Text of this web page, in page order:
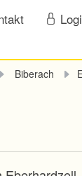
Biberach